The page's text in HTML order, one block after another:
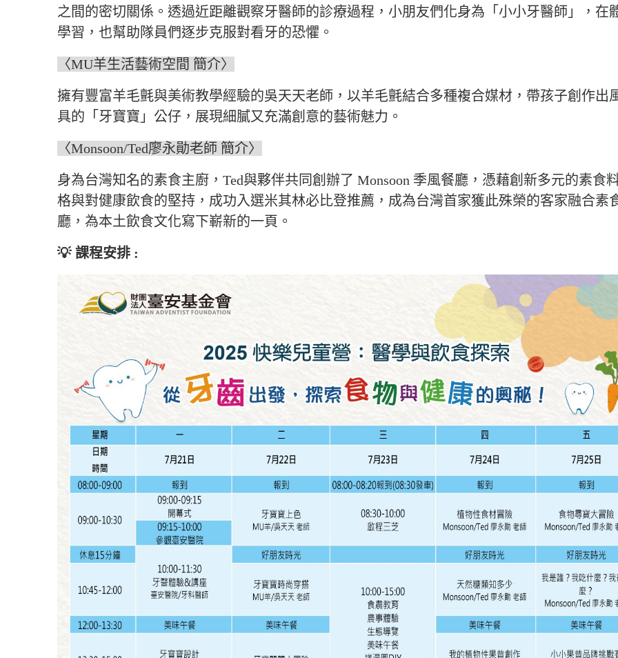
之間的密切關係。透過近距離觀察牙醫師的診療過程，小朋友們化身為「小小牙醫師」，在
學習，也幫助隊員們逐步克服對看牙的恐懼。
〈MU羊生活藝術空間 簡介〉
擁有豐富羊毛氈與美術教學經驗的吳天天老師，以羊毛氈結合多種複合媒材，帶孩子創作出
具的「牙寶寶」公仔，展現細膩又充滿創意的藝術魅力。
〈Monsoon/Ted廖永勛老師 簡介〉
身為台灣知名的素食主廚，Ted與夥伴共同創辦了 Monsoon 季風餐廳，憑藉創新多元的素食
格與對健康飲食的堅持，成功入選米其林必比登推薦，成為台灣首家獲此殊榮的客家融合素
廳，為本土飲食文化寫下嶄新的一頁。
💡 課程安排 :